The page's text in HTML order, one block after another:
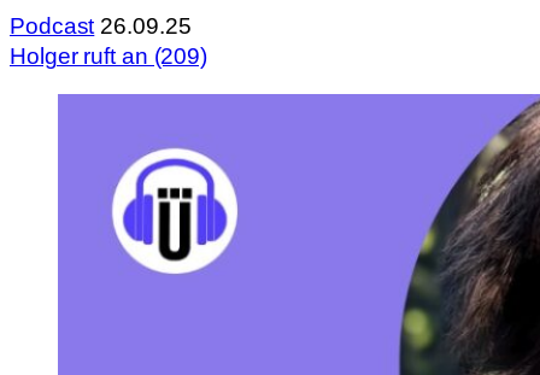
Podcast 26.09.25
Holger ruft an (209)